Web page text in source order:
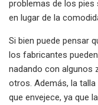
problemas de los pies
en lugar de la
Si bien puede pensar
los fabricantes
nadando con algunos
otros. Además, la
que envejece, ya que